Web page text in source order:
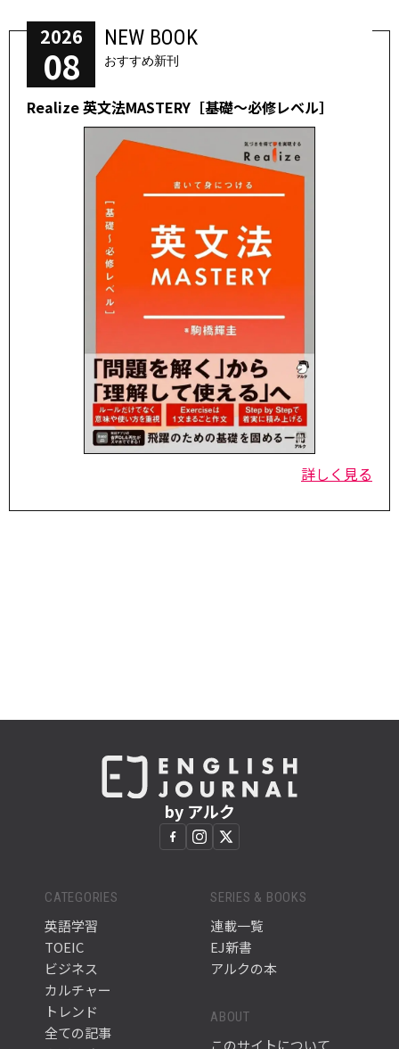
2026
08
NEW BOOK
おすすめ新刊
Realize 英文法MASTERY［基礎～必修レベル］
詳しく見る
by アルク
CATEGORIES
英語学習
TOEIC
ビジネス
カルチャー
トレンド
全ての記事
SERIES & BOOKS
連載一覧
EJ新書
アルクの本
ABOUT
このサイトについて